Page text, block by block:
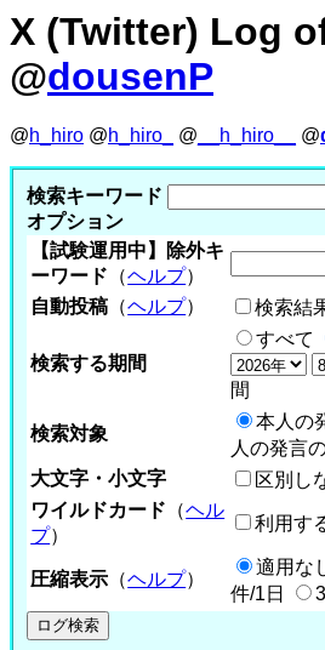
X (Twitter) Log
@dousenP
@h_hiro @h_hiro_ @ __h_hiro__ @
検索キーワード
オプション
【試験運用中】除外キ
ーワード （ヘルプ）
自動投稿 （ヘルプ） 検索結
検索する期間
すべて
間
検索対象
本人の
人の発言
大文字・小文字
区別し
ワイルドカード （ヘル
プ）
利用す
圧縮表示 （ヘルプ）
適用な
件/1日